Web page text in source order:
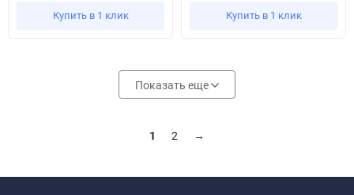
Купить в 1 клик Купить в 1 клик
Показать еще
1 2 →